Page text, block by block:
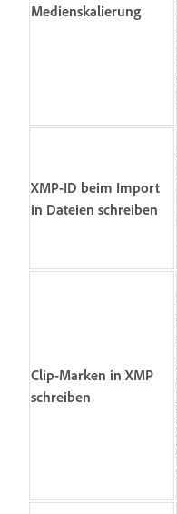
Medienskalierung
XMP-ID beim Import
in Dateien schreiben
Clip-Marken in XMP
schreiben